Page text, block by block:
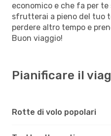
economico e che fa per te
sfrutterai a pieno del tuo
perdere altro tempo e
Buon viaggio!
Pianificare il
Rotte di volo popolari